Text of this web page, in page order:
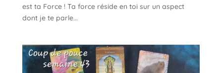
est ta Force ! Ta force réside en toi sur un aspect
dont je te parle...